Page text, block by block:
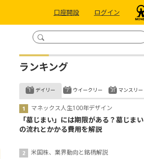
口座開設 ログイン
ランキング
デイリー
マネックス人生100年デザイン
「墓じまい」には期限がある？墓じまい
の流れとかかる費用を解説
米国株、業界動向と銘柄解説
ウイークリー マンスリー